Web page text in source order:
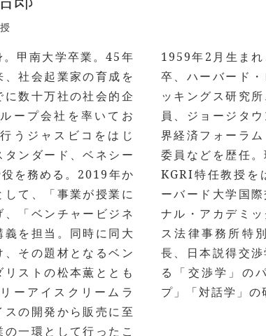
甲南大学卒業。45年
社会起業家の育成を
数十万社の社会的企
ープ会社を率いてお
うジャスビコをはじ
ンダード、ベネシー
を務める。2019年か
て、「事業が授業に
「ベンチャービジネ
を担当。同時に同大
その題材となるベン
ストの松本薫ととも
ーアイスクリームラ
の開発から販売に至
一環として行ったこ
1959年2月生ま
卒、ハーバード
ッキングス研究
員、ジョージタ
界経済フォーラ
委員などを歴任
KGRI特任教授を
ーバード大学国
ナル・アカデミ
ス法律事務所特
長、日本説得交
る「交渉学」の
プ」「対話学」の